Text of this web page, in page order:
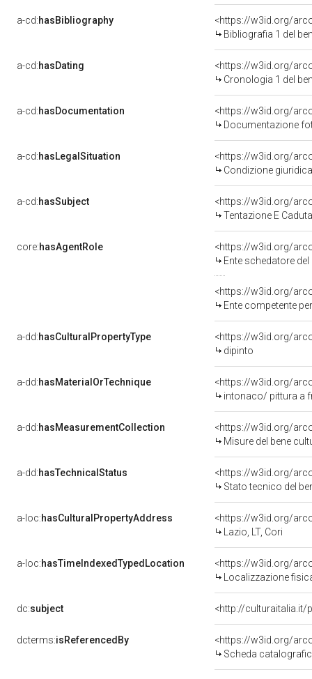
a-cd:hasBibliography
<https://w3id.org/
Bibliografia 1 del
a-cd:hasDating
<https://w3id.org/
Cronologia 1 del
a-cd:hasDocumentation
Documentazione
a-cd:hasLegalSituation
Condizione
a-cd:hasSubject
<https://w3id.org/
Tentazione E
core:hasAgentRole
<https://w3id.org/
Ente schedatore
<https://w3id.org/
Ente competente per tutela del
a-dd:hasCulturalPropertyType
<https://w3id.org/
dipinto
a-dd:hasMaterialOrTechnique
<https://w3id.org/
intonaco/ pittura a
a-dd:hasMeasurementCollection
<https://w3id.org/
Misure del bene
a-dd:hasTechnicalStatus
<https://w3id.org/
Stato tecnico del
a-loc:hasCulturalPropertyAddress
<https://w3id.org/
Lazio, LT, Cori
a-loc:hasTimeIndexedTypedLocation
<https://w3id.org/
Localizzazione
dc:subject <http://culturaitalia.it/
dcterms:isReferencedBy
<https://w3id.org/
Scheda